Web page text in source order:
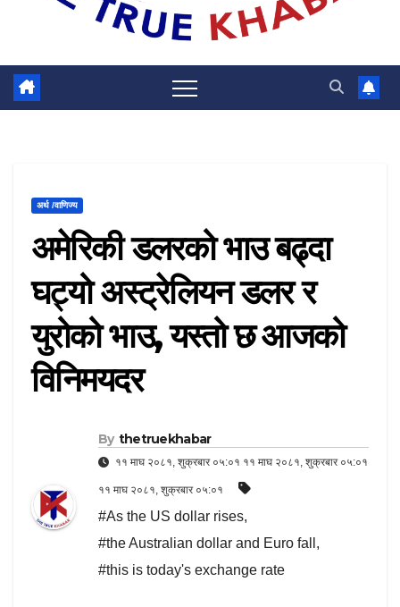
अर्थ /वाणिज्य
अमेरिकी डलरको भाउ बढ्दा
घट्यो अस्ट्रेलियन डलर र
युरोको भाउ, यस्तो छ आजको
विनिमयदर
By thetruekhabar
११ माघ २०८१, शुक्रबार ०५:०१ ११ माघ २०८१, शुक्रबार ०५:०१
११ माघ २०८१, शुक्रबार ०५:०१
#As the US dollar rises,
#the Australian dollar and Euro fall ,
#this is today's exchange rate